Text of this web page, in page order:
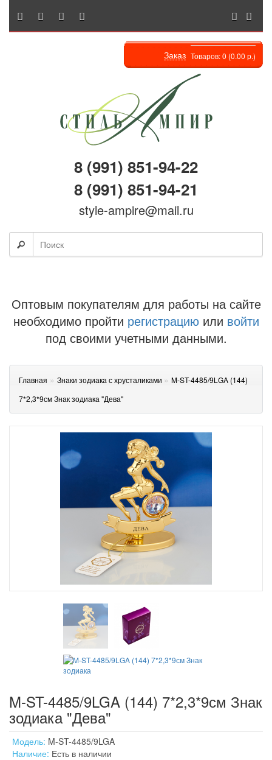
Заказ Товаров: 0 (0.00 р.)
8 (991) 851-94-22
8 (991) 851-94-21
style-ampire@mail.ru
Оптовым покупателям для работы на сайте
необходимо пройти регистрациюили войти
под своими учетными данными.
Главная » Знаки зодиака с хрусталиками » M-ST-4485/9LGA (144)
7*2,3*9см Знак зодиака "Дева"
M-ST-4485/9LGA (144) 7*2,3*9см Знак
зодиака "Дева"
Модель: M-ST-4485/9LGA
Наличие: Есть в наличии